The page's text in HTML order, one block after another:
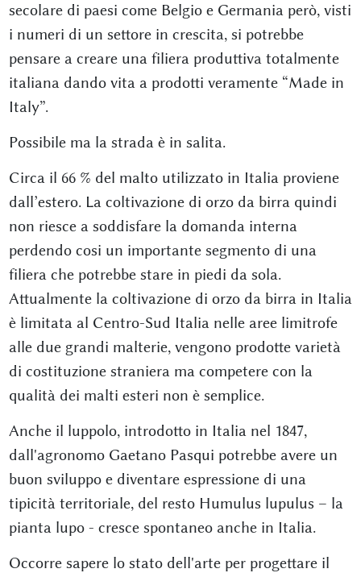
secolare di paesi come Belgio e Germania però, visti
i numeri di un settore in crescita, si potrebbe
pensare a creare una filiera produttiva totalmente
italiana dando vita a prodotti veramente “Made in
Italy”.
Possibile ma la strada è in salita.
Circa il 66 % del malto utilizzato in Italia proviene
dall’estero. La coltivazione di orzo da birra quindi
non riesce a soddisfare la domanda interna
perdendo cosi un importante segmento di una
filiera che potrebbe stare in piedi da sola.
Attualmente la coltivazione di orzo da birra in Italia
è limitata al Centro-Sud Italia nelle aree limitrofe
alle due grandi malterie, vengono prodotte varietà
di costituzione straniera ma competere con la
qualità dei malti esteri non è semplice.
Anche il luppolo, introdotto in Italia nel 1847,
dall'agronomo Gaetano Pasqui potrebbe avere un
buon sviluppo e diventare espressione di una
tipicità territoriale, del resto Humulus lupulus – la
pianta lupo - cresce spontaneo anche in Italia.
Occorre sapere lo stato dell'arte per progettare il